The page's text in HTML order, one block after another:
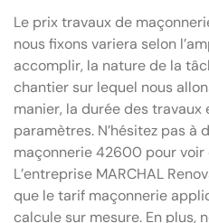
Le prix travaux de
nous fixons variera selon
accomplir, la nature de la
chantier sur lequel nous
manier, la durée des travaux
paramètres. N’hésitez pas à
maçonnerie 42600 pour
L’entreprise MARCHAL
que le tarif maçonnerie
calcule sur mesure. En plus,